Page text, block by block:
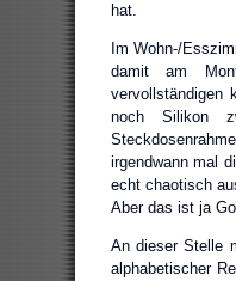
hat.
Im Wohn-/
damit am
vervollständigen
noch Silikon
irgendwann mal
echt chaotisch
Aber das ist ja
An dieser Stelle
alphabetischer